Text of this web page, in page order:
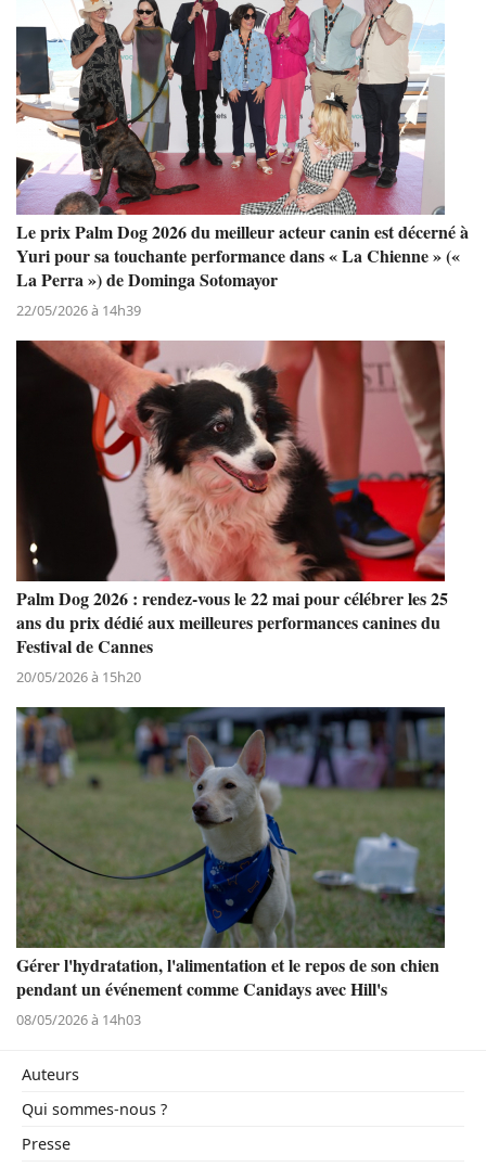
Le prix Palm Dog 2026 du meilleur acteur canin est décerné à
Yuri pour sa touchante performance dans « La Chienne » («
La Perra ») de Dominga Sotomayor
22/05/2026 à 14h39
Palm Dog 2026 : rendez-vous le 22 mai pour célébrer les 25
ans du prix dédié aux meilleures performances canines du
Festival de Cannes
20/05/2026 à 15h20
Gérer l'hydratation, l'alimentation et le repos de son chien
pendant un événement comme Canidays avec Hill's
08/05/2026 à 14h03
Auteurs
Qui sommes-nous ?
Presse